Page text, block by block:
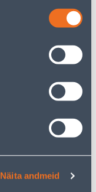
Näita andmeid